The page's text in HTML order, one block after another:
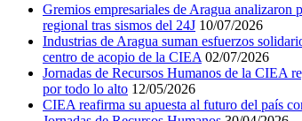
Gremios empresariales de Aragua analizaron
regional tras sismos del 24J 10/07/2026
Industrias de Aragua suman esfuerzos
centro de acopio de la CIEA 02/07/2026
Jornadas de Recursos Humanos de la CIEA
por todo lo alto 12/05/2026
CIEA reafirma su apuesta al futuro del país